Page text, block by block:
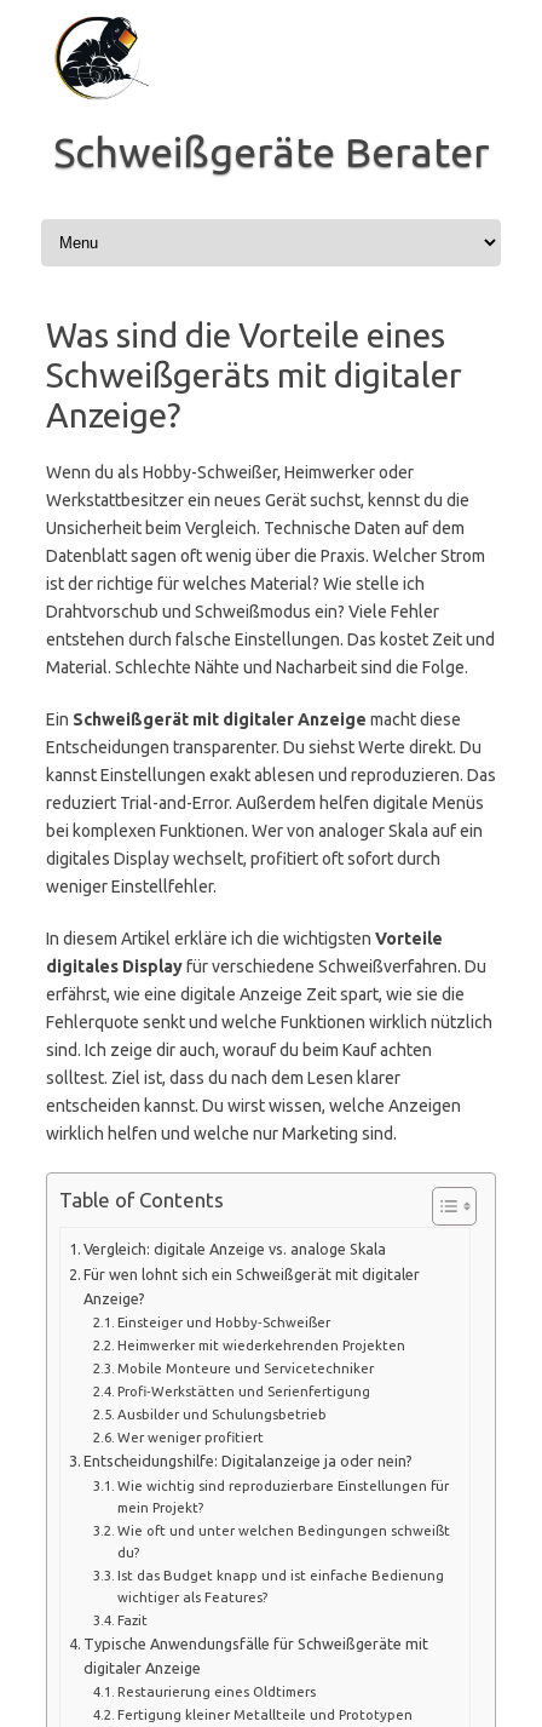
Inhalt
springen
Schweißgeräte Berater
Was sind die Vorteile eines
Schweißgeräts mit digitaler
Anzeige?
Wenn du als Hobby-Schweißer, Heimwerker oder
Werkstattbesitzer ein neues Gerät suchst, kennst du die
Unsicherheit beim Vergleich. Technische Daten auf dem
Datenblatt sagen oft wenig über die Praxis. Welcher Strom
ist der richtige für welches Material? Wie stelle ich
Drahtvorschub und Schweißmodus ein? Viele Fehler
entstehen durch falsche Einstellungen. Das kostet Zeit und
Material. Schlechte Nähte und Nacharbeit sind die Folge.
Ein Schweißgerät mit digitaler Anzeige macht diese
Entscheidungen transparenter. Du siehst Werte direkt. Du
kannst Einstellungen exakt ablesen und reproduzieren. Das
reduziert Trial-and-Error. Außerdem helfen digitale Menüs
bei komplexen Funktionen. Wer von analoger Skala auf ein
digitales Display wechselt, profitiert oft sofort durch
weniger Einstellfehler.
In diesem Artikel erkläre ich die wichtigsten Vorteile
digitales Displayfür verschiedene Schweißverfahren. Du
erfährst, wie eine digitale Anzeige Zeit spart, wie sie die
Fehlerquote senkt und welche Funktionen wirklich nützlich
sind. Ich zeige dir auch, worauf du beim Kauf achten
solltest. Ziel ist, dass du nach dem Lesen klarer
entscheiden kannst. Du wirst wissen, welche Anzeigen
wirklich helfen und welche nur Marketing sind.
Table of Contents
Vergleich: digitale Anzeige vs. analoge Skala
Für wen lohnt sich ein Schweißgerät mit digitaler
Anzeige?
Einsteiger und Hobby‑Schweißer
Heimwerker mit wiederkehrenden Projekten
Mobile Monteure und Servicetechniker
Profi‑Werkstätten und Serienfertigung
Ausbilder und Schulungsbetrieb
Wer weniger profitiert
Entscheidungshilfe: Digitalanzeige ja oder nein?
Wie wichtig sind reproduzierbare Einstellungen für
mein Projekt?
Wie oft und unter welchen Bedingungen schweißt
du?
Ist das Budget knapp und ist einfache Bedienung
wichtiger als Features?
Fazit
Typische Anwendungsfälle für Schweißgeräte mit
digitaler Anzeige
Restaurierung eines Oldtimers
Fertigung kleiner Metallteile und Prototypen